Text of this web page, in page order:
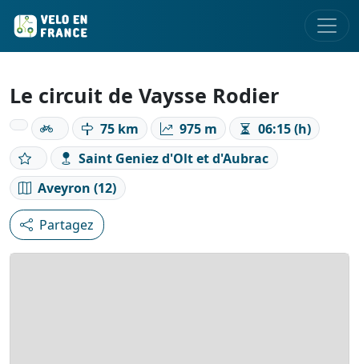
Le circuit de Vaysse Rodier
75 km 975 m
06:15 (h)
Saint Geniez d'Olt et d'Aubrac
Aveyron (12)
Partagez